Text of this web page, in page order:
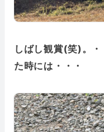
しばし観賞(笑)。
た時には・・・